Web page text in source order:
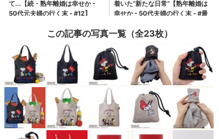
この記事の写真一覧（全23枚）